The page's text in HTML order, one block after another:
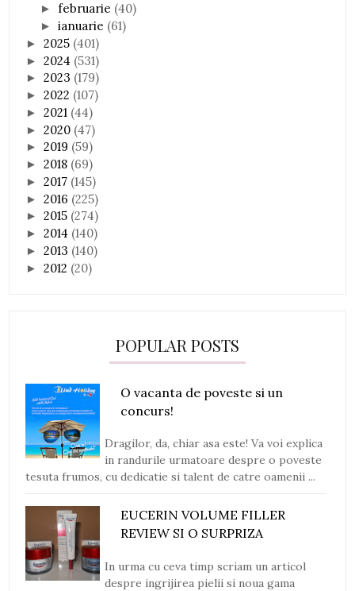
►februarie (40)
►ianuarie (61)
►2025 (401)
►2024 (531)
►2023 (179)
►2022 (107)
►2021 (44)
►2020 (47)
►2019 (59)
►2018 (69)
►2017 (145)
►2016 (225)
►2015 (274)
►2014 (140)
►2013 (140)
►2012 (20)
POPULAR POSTS
O vacanta de poveste si un
concurs!
Dragilor, da, chiar asa este! Va voi explica
in randurile urmatoare despre o poveste
tesuta frumos, cu dedicatie si talent de catre oamenii ...
EUCERIN VOLUME FILLER
REVIEW SI O SURPRIZA
In urma cu ceva timp scriam un articol
despre ingrijirea pielii si noua gama